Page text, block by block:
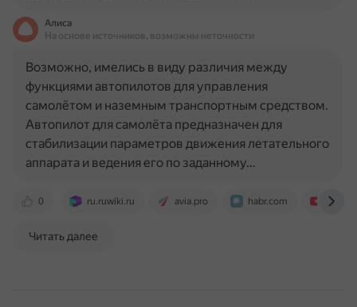
Алиса
На основе источников, возможны неточности
0 ru.ruwiki.ru avia.pro habr.com
Возможно, имелись в виду различия между
функциями автопилотов для управления
самолётом и наземным транспортным средством.
Автопилот для самолёта предназначен для
стабилизации параметров движения летательного
аппарата и ведения его по заданному…
Читать далее